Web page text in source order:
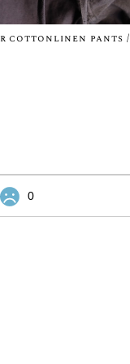
cottonlinen pants /
0